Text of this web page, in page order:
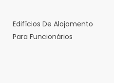
Edifícios De Alojamento
Para Funcionários